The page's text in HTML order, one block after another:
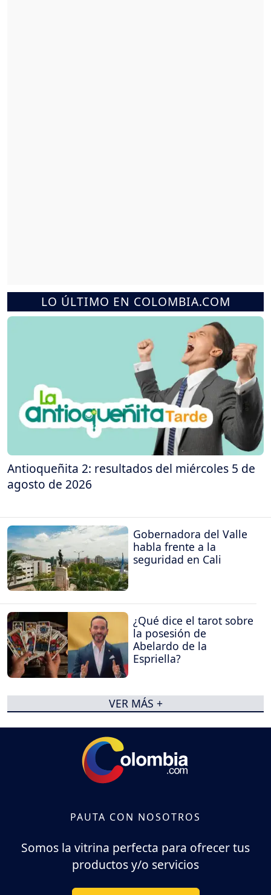
LO ÚLTIMO EN COLOMBIA.COM
Antioqueñita 2: resultados del miércoles 5 de
agosto de 2026
Gobernadora del Valle
habla frente a la
seguridad en Cali
¿Qué dice el tarot sobre
la posesión de
Abelardo de la
Espriella?
VER MÁS +
PAUTA CON NOSOTROS
Somos la vitrina perfecta para ofrecer tus
productos y/o servicios